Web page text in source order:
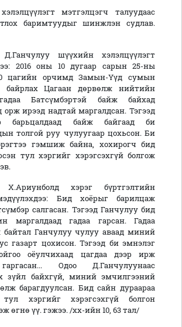
мэтгэлцэгч талуудаас
баримтуудыг шинжлэн судлав.
шүүхийн хэлэлцүүлэгт
2016 оны 10 дугаар сарын 25-ны
цагийн орчимд Замын-Үүд сумын
байрлах Цагаан дөрвөлж нийтийн
Батсүмбэртэй байж байхад
орж ирээд надтай маргалдсан. Тэгээд
барьцалдаад байж байгаад би
толгой руу чулуугаар цохьсон. Би
гэмшиж байна, хохирогч бид
тул хэргийг хэрэгсэхгүй болгож
Х.Ариунболд хэрэг бүртгэлтийн
Бид хоёрыг барилцаж
салгасан. Тэгээд Ганчулуу бид
маргалдаад гадаа гарсан. Гадаа
байтал Ганчулуу чулуу аваад миний
газарт цохисон. Тэгээд би эмнэлэг
оёулчихаад цагдаа дээр ирж
Одоо Д.Ганчулуунаас
зүйл байхгүй, миний эмчилгээний
барагдуулсан. Бид сайн дураараа
тул хэргийг хэрэгсэхгүй болгон
өгнө үү. гэжээ. /хх-ийн 10, 63 тал/